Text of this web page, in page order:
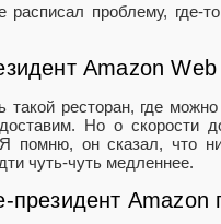
проблему, где-
Amazon
ресторан, где можно
Но о скорости
он сказал, что
чуть-чуть медленнее.
президент